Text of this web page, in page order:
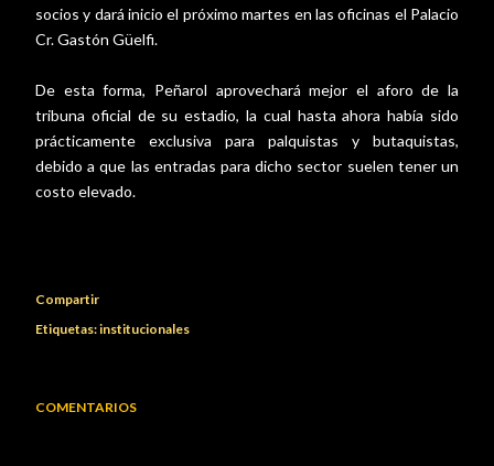
socios y dará inicio el próximo martes en las oficinas el Palacio
Cr. Gastón Güelfi.
De esta forma, Peñarol aprovechará mejor el aforo de la
tribuna oficial de su estadio, la cual hasta ahora había sido
prácticamente exclusiva para palquistas y butaquistas,
debido a que las entradas para dicho sector suelen tener un
costo elevado.
Compartir
Etiquetas:institucionales
COMENTARIOS